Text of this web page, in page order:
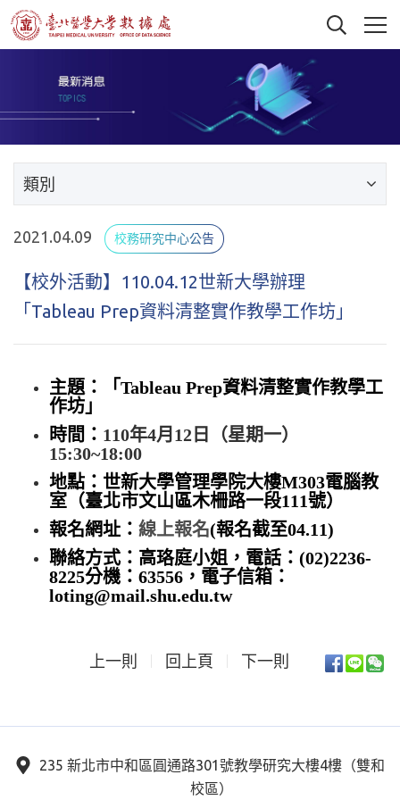
類別
2021.04.09 校務研究中心公告
【校外活動】110.04.12世新大學辦理
「Tableau Prep資料清整實作教學工作坊」
主題：「Tableau Prep資料清整實作教學工
作坊」
時間： 110年4月12日（星期一）
15:30~18:00
地點：世新大學管理學院大樓M303電腦教
室（臺北市文山區木柵路一段111號）
報名網址： 線上報名(報名截至04.11)
聯絡方式：高珞庭小姐，電話：(02)2236-
8225分機：63556，電子信箱：
loting@mail.shu.edu.tw
上一則 回上頁 下一則
235 新北市中和區圓通路301號教學研究大樓4樓（雙和
校區）